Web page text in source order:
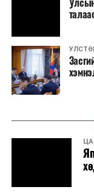
хэмжээг
Төсвийн сахилга
байдал
хязгаарлалтыг